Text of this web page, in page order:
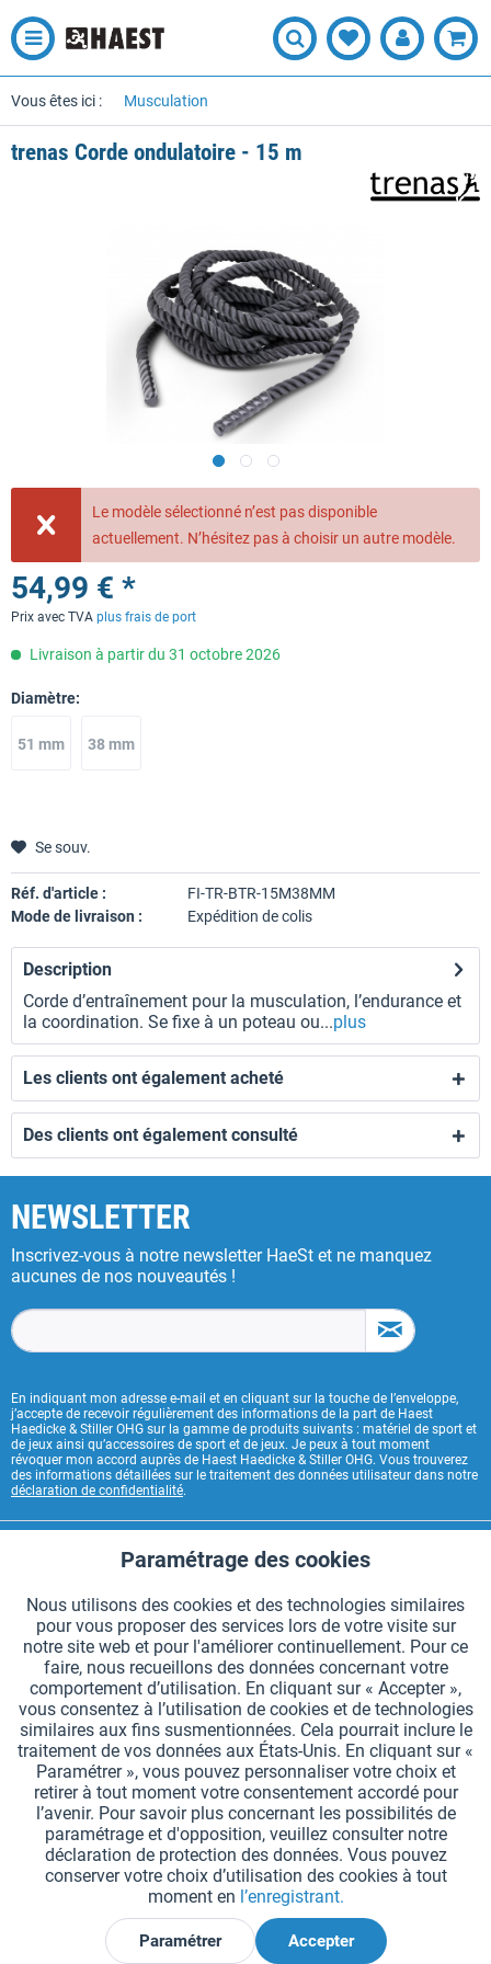
Vous êtes ici : Musculation
trenas Corde ondulatoire - 15 m
Le modèle sélectionné n’est pas disponible
actuellement. N’hésitez pas à choisir un autre modèle.
54,99 € *
Prix avec TVA plus frais de port
Livraison à partir du 31 octobre 2026
Diamètre:
51 mm 38 mm
Se souv.
Réf. d'article :
FI-TR-BTR-15M38MM
Mode de livraison :
Expédition de colis
Description
Corde d’entraînement pour la musculation, l’endurance et
la coordination. Se fixe à un poteau ou...plus
Les clients ont également acheté
Des clients ont également consulté
NEWSLETTER
Inscrivez-vous à notre newsletter HaeSt et ne manquez
aucunes de nos nouveautés !
En indiquant mon adresse e-mail et en cliquant sur la touche de l’enveloppe,
j’accepte de recevoir régulièrement des informations de la part de Haest
Haedicke & Stiller OHG sur la gamme de produits suivants : matériel de sport et
de jeux ainsi qu’accessoires de sport et de jeux. Je peux à tout moment
révoquer mon accord auprès de Haest Haedicke & Stiller OHG. Vous trouverez
des informations détaillées sur le traitement des données utilisateur dans notre
déclaration de confidentialité.
INFORMATIONS GÉNÉRALES
MODES DE PAIEMENT
*Tous les prix comprennent la TVA et sont indiqués horsfrais de port.
Paramètres des cookies Demander le catalogue
Gravures laser sur des témoins Newsletter Qui sommes nous ?
Aide et support Contact Livraison et paiement
Retour & remboursement Droit de rétractation
Protection des données CGV Mentions légales
Déclarer la rétractation
Fonctionnels Aktiv
Suivi Aktiv
Paramétrage des cookies
Nous utilisons des cookies et des technologies similaires
pour vous proposer des services lors de votre visite sur
notre site web et pour l'améliorer continuellement. Pour ce
faire, nous recueillons des données concernant votre
comportement d’utilisation. En cliquant sur « Accepter »,
vous consentez à l’utilisation de cookies et de technologies
similaires aux fins susmentionnées. Cela pourrait inclure le
traitement de vos données aux États-Unis. En cliquant sur «
Paramétrer », vous pouvez personnaliser votre choix et
retirer à tout moment votre consentement accordé pour
l’avenir. Pour savoir plus concernant les possibilités de
paramétrage et d'opposition, veuillez consulter notre
déclaration de protection des données. Vous pouvez
conserver votre choix d’utilisation des cookies à tout
moment en l’enregistrant.
Paramétrer Accepter